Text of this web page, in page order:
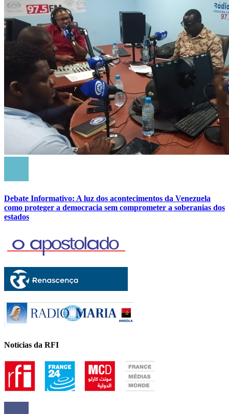
Debate Informativo: A luz dos acontecimentos da Venezuela
como proteger a democracia sem comprometer a soberanias dos
estados
Notícias da RFI